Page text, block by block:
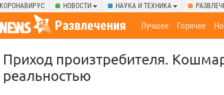
КОРОНАВИРУС НОВОСТИ НАУКА И ТЕХНИКА
Развлечения Лучшее Горячее
Приход произтребителя.
реальностью